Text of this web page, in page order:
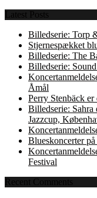
Latest Posts
Billedserie: Torp
Stjernespækket
Billedserie: The
Billedserie:
Åmål
Perry Stenbäck er
Billedserie:
Jazzcup,
Blueskoncerter
Festival
Recent Comments